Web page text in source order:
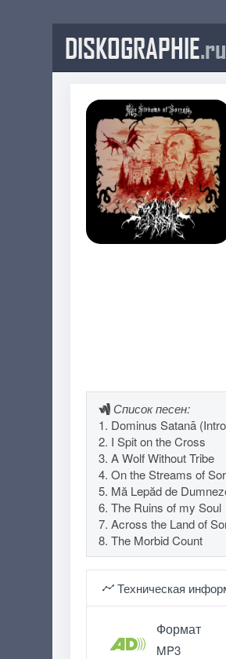
DISKOGRAPHIE.ru
Список песен:
1. Dominus Satanā
2. I Spit on the Cross
3. A Wolf Without Tribe
4. On the Streams of
5. Mă Lepăd de
6. The Ruins of my Soul
7. Across the Land of
8. The Morbid Count
Техническая
Формат
MP3